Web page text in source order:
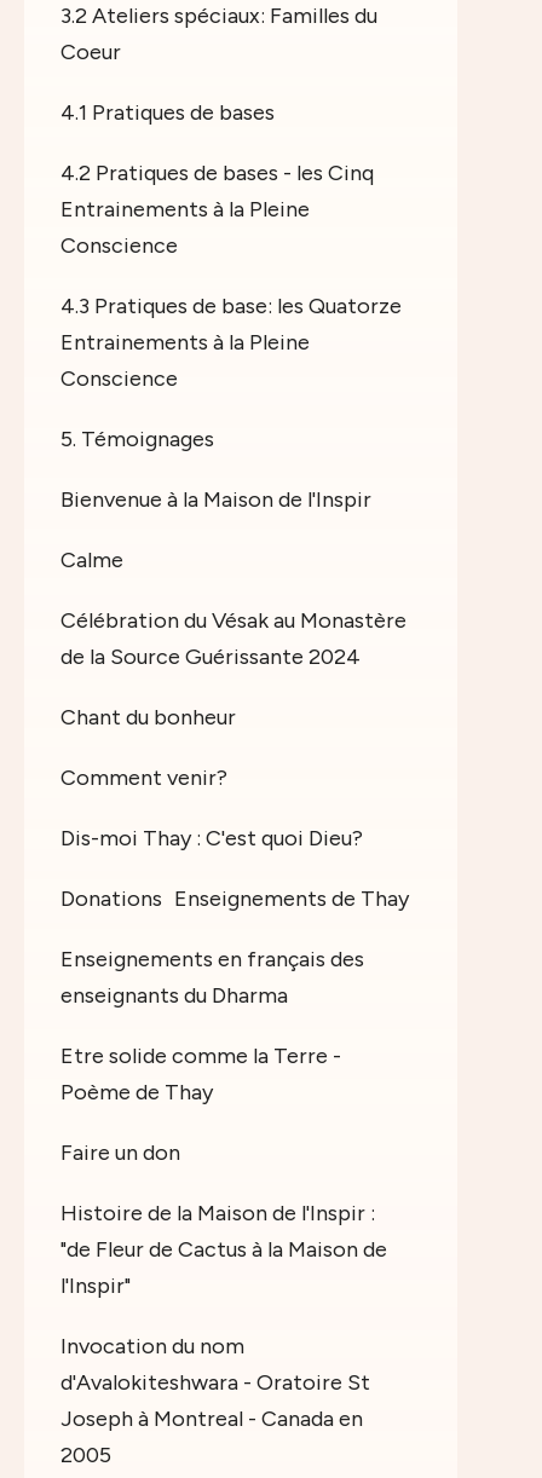
3.2 Ateliers spéciaux: Familles du
Coeur
4.1 Pratiques de bases
4.2 Pratiques de bases - les Cinq
Entrainements à la Pleine
Conscience
4.3 Pratiques de base: les Quatorze
Entrainements à la Pleine
Conscience
5. Témoignages
Bienvenue à la Maison de l'Inspir
Calme
Célébration du Vésak au Monastère
de la Source Guérissante 2024
Chant du bonheur
Comment venir?
Dis-moi Thay : C'est quoi Dieu?
Donations Enseignements de Thay
Enseignements en français des
enseignants du Dharma
Etre solide comme la Terre -
Poème de Thay
Faire un don
Histoire de la Maison de l'Inspir :
"de Fleur de Cactus à la Maison de
l'Inspir"
Invocation du nom
d'Avalokiteshwara - Oratoire St
Joseph à Montreal - Canada en
2005